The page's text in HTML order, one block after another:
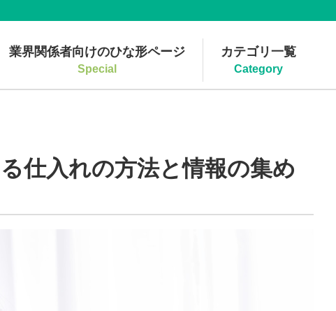
業界関係者向けのひな形ページ
Special
カテゴリ一覧
Category
仕入れの方法と情報の集め